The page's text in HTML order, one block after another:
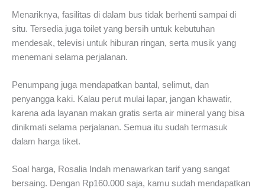
Menariknya, fasilitas di dalam bus tidak berhenti sampai di
situ. Tersedia juga toilet yang bersih untuk kebutuhan
mendesak, televisi untuk hiburan ringan, serta musik yang
menemani selama perjalanan.
Penumpang juga mendapatkan bantal, selimut, dan
penyangga kaki. Kalau perut mulai lapar, jangan khawatir,
karena ada layanan makan gratis serta air mineral yang bisa
dinikmati selama perjalanan. Semua itu sudah termasuk
dalam harga tiket.
Soal harga, Rosalia Indah menawarkan tarif yang sangat
bersaing. Dengan Rp160.000 saja, kamu sudah mendapatkan